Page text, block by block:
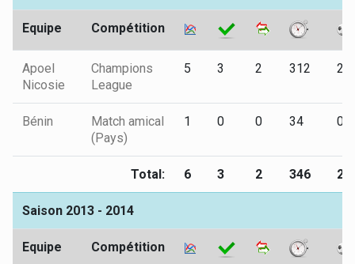
Equipe Compétition
Apoel
Nicosie
Champions
League
5 3 2 312 2
Bénin
Match amical
(Pays)
1 0 0 34 0
Total: 6 3 2 346 2
Saison 2013 - 2014
Equipe Compétition